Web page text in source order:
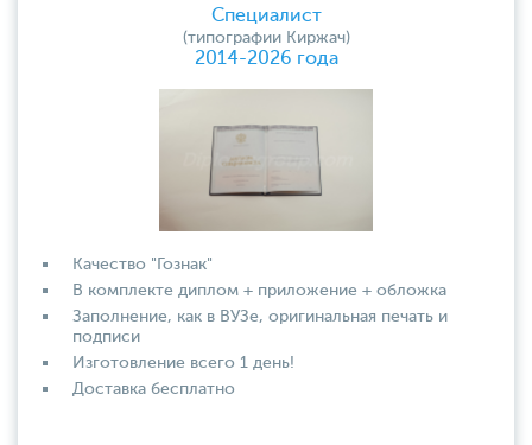
Специалист
(типографии Киржач)
2014-2026 года
Качество "Гознак"
В комплекте диплом + приложение + обложка
Заполнение, как в ВУЗе, оригинальная печать и
подписи
Изготовление всего 1 день!
Доставка бесплатно